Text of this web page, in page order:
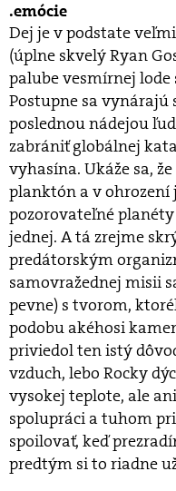
emócie
Dej je v podstate
(úplne skvelý Ryan
palube vesmírnej
Postupne sa vynárajú
poslednou nádejou
zabrániť globálnej
vyhasína. Ukáže sa,
planktón a v ohrození
pozorovateľné
jednej. A tá zrejme
predátorským
samovražednej misii
pevne) s tvorom,
podobu akéhosi
priviedol ten istý
vzduch, lebo Rocky
vysokej teplote, ale
spolupráci a tuhom
spoilovať, keď
predtým si to riadne